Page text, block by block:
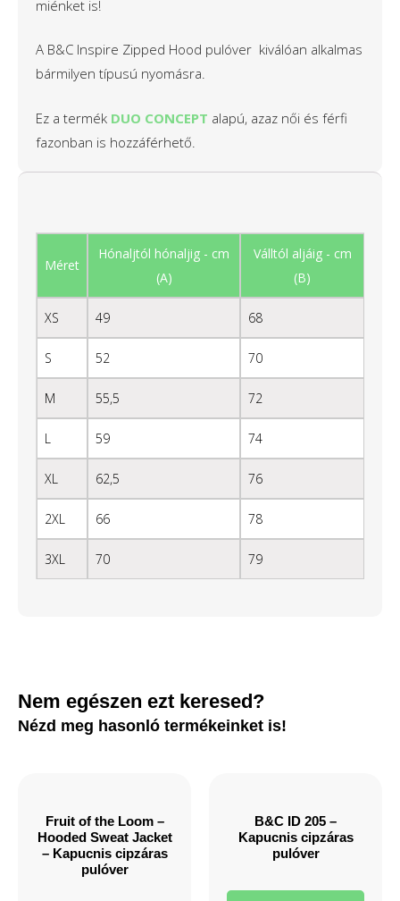
Nem egészen ezt keresed?
Nézd meg hasonló termékeinket is!
Fruit of the Loom –
Hooded Sweat Jacket
– Kapucnis cipzáras
pulóver
B&C ID 205 –
Kapucnis cipzáras
pulóver
miénket is!
A B&C Inspire Zipped Hood pulóver kiválóan alkalmas
bármilyen típusú nyomásra.
Ez a termék DUO CONCEPT alapú, azaz női és férfi
fazonban is hozzáférhető.
Méret
Hónaljtól hónaljig - cm
(A)
Válltól aljáig - cm
(B)
XS 49 68
S 52 70
M 55,5 72
L 59 74
XL 62,5 76
2XL 66 78
3XL 70 79